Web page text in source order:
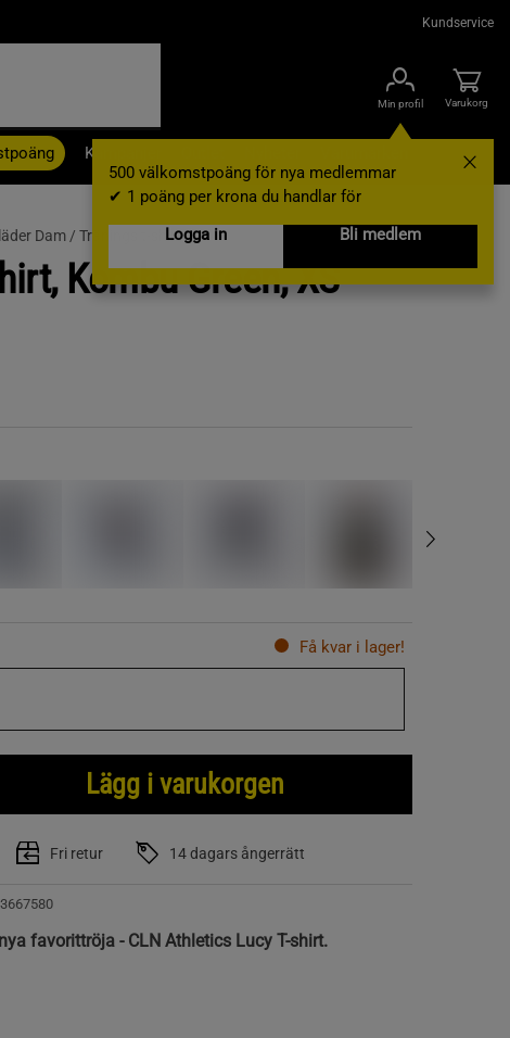
Kundservice
Min profil
500 välkomstpoäng för nya medlemmar
✔ 1 poäng per krona du handlar för
Logga in
Bli medlem
Varukorg
Kampanjer
Dam / Tränings t-shirt
Kombu Green, XS
Få kvar i lager!
Lägg i varukorgen
Fri retur 14 dagars ångerrätt
favorittröja - CLN Athletics Lucy T-shirt.